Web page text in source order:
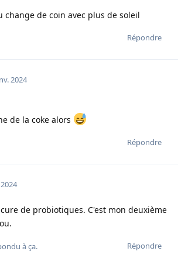
change de coin avec plus de soleil
Répondre
2024
de la coke alors
Répondre
de probiotiques. C'est mon deuxième
Répondre
à ça.